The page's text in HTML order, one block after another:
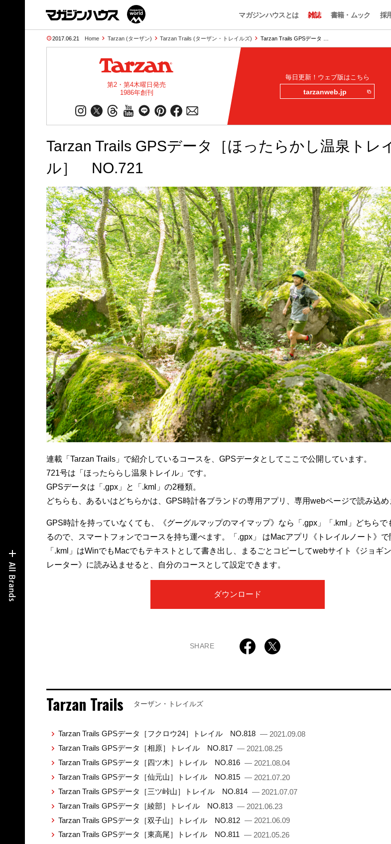
マガジンハウスとは 雑誌 書籍・ムック 採
2017.06.21 Home Tarzan (ターザン) Tarzan Trails (ターザン・トレイルズ) Tarzan Trails GPSデータ …
第2・第4木曜日発売
1986年創刊
毎日更新！ウェブ版はこちら
tarzanweb.jp
Tarzan Trails GPSデータ［ほったらかし温泉トレ
ル］ NO.721
連載「Tarzan Trails」で紹介しているコースを、GPSデータとしてここで公開しています。
721号は「ほったららし温泉トレイル」です。
GPSデータは「.gpx」と「.kml」の2種類。
どちらも、あるいはどちらかは、GPS時計各ブランドの専用アプリ、専用webページで読み込め
GPS時計を持っていなくても、《グーグルマップのマイマップ》なら「.gpx」「.kml」どちらで
るので、スマートフォンでコースを持ち運べます。「.gpx」 はMacアプリ《トレイルノート》で
「.kml」はWinでもMacでもテキストとして書き出し、まるごとコピーしてwebサイト《ジョギ
レーター》に読み込ませると、自分のコースとして設定できます。
ダウンロード
SHARE
Tarzan Trails ターザン・トレイルズ
Tarzan Trails GPSデータ［フクロウ24］トレイル NO.818 — 2021.09.08
Tarzan Trails GPSデータ［相原］トレイル NO.817 — 2021.08.25
Tarzan Trails GPSデータ［四ツ木］トレイル NO.816 — 2021.08.04
Tarzan Trails GPSデータ［仙元山］トレイル NO.815 — 2021.07.20
Tarzan Trails GPSデータ［三ツ峠山］トレイル NO.814 — 2021.07.07
Tarzan Trails GPSデータ［綾部］トレイル NO.813 — 2021.06.23
Tarzan Trails GPSデータ［双子山］トレイル NO.812 — 2021.06.09
Tarzan Trails GPSデータ［東高尾］トレイル NO.811 — 2021.05.26